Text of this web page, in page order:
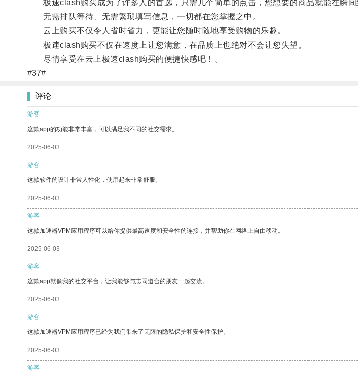
极速clash购买成为了许多人的首选，只需几个简单的点击，您想要的商品就能在瞬间
无需排队等待、无需繁琐填写信息，一切都在您掌握之中。
云上购买不仅令人省时省力，更能让您随时随地享受购物的乐趣。
极速clash购买不仅在速度上让您满意，在品质上也绝对不会让您失望。
尽情享受在云上极速clash购买的便捷快感吧！。
#37#
评论
游客
这款app的功能非常丰富，可以满足我不同的社交需求。
2025-06-03
游客
这款软件的设计非常人性化，使用起来非常舒服。
2025-06-03
游客
这款加速器VPM应用程序可以给你提供最高速度和安全性的连接，并帮助你在网络上自由移动。
2025-06-03
游客
这款app就像我的社交平台，让我能够与志同道合的朋友一起交流。
2025-06-03
游客
这款加速器VPM应用程序已经为我们带来了无限的隐私保护和安全性保护。
2025-06-03
游客